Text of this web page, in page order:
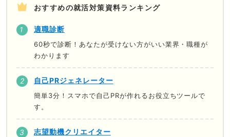
おすすめの就活対策資料ランキング
適職診断
60秒で診断！あなたが受けない方がいい業界・職種が
わかります
自己PRジェネレーター
簡単3分！スマホで自己PRが作れるお役立ちツールで
す。
志望動機クリエイター